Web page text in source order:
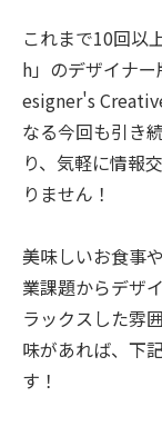
これまで10回以
h」のデザイナ
esigner's
なる今回も引き
り、気軽に情報
りません！
美味しいお食事
業課題からデザ
ラックスした雰
味があれば、下
す！